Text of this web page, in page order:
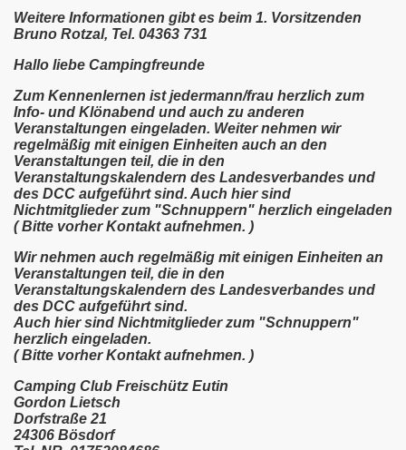
Weitere Informationen gibt es beim 1. Vorsitzenden
Bruno Rotzal, Tel. 04363 731
Hallo liebe Campingfreunde
Zum Kennenlernen ist jedermann/frau herzlich zum
Info- und Klönabend und auch zu anderen
Veranstaltungen eingeladen. Weiter nehmen wir
regelmäßig mit einigen Einheiten auch an den
Veranstaltungen teil, die in den
Veranstaltungskalendern des Landesverbandes und
des DCC aufgeführt sind. Auch hier sind
Nichtmitglieder zum "Schnuppern" herzlich eingeladen
( Bitte vorher Kontakt aufnehmen. )
Wir nehmen auch regelmäßig mit einigen Einheiten an
Veranstaltungen teil, die in den
Veranstaltungskalendern des Landesverbandes und
des DCC aufgeführt sind.
Auch hier sind Nichtmitglieder zum "Schnuppern"
herzlich eingeladen.
( Bitte vorher Kontakt aufnehmen. )
Camping Club Freischütz Eutin
Gordon Lietsch
Dorfstraße 21
24306 Bösdorf